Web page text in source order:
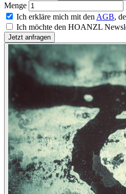
Menge
Ich erkläre mich mit den AGB,
Ich möchte den HOANZL